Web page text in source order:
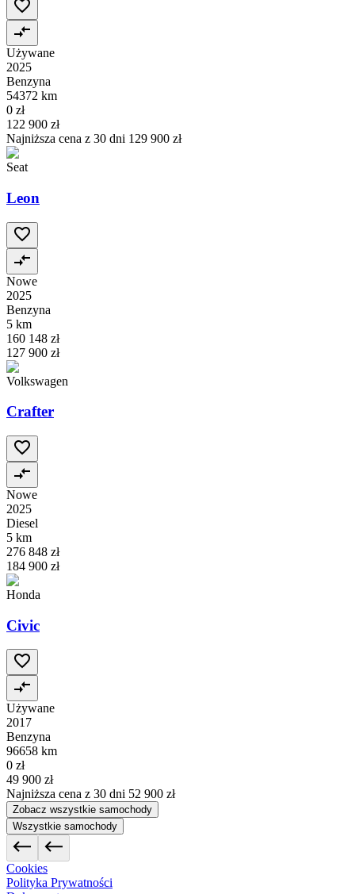
Używane
2025
Benzyna
54372 km
0 zł
122 900 zł
Najniższa cena z 30 dni 129 900 zł
Seat
Leon
Nowe
2025
Benzyna
5 km
160 148 zł
127 900 zł
Volkswagen
Crafter
Nowe
2025
Diesel
5 km
276 848 zł
184 900 zł
Honda
Civic
Używane
2017
Benzyna
96658 km
0 zł
49 900 zł
Najniższa cena z 30 dni 52 900 zł
Zobacz wszystkie samochody
Wszystkie samochody
Cookies
Polityka Prywatności